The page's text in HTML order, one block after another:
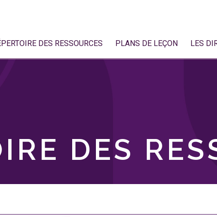
DES RESSOURCES PLANS DE LEÇON LES
DES